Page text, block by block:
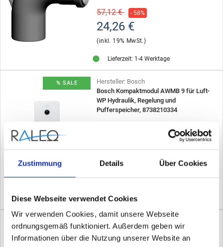
Zustimmung Details Über Cookies
Diese Webseite verwendet Cookies
Wir verwenden Cookies, damit unsere Webseite
ordnungsgemäß funktioniert. Außerdem geben wir
Informationen über die Nutzung unserer Website an
57,12 € - 58%
24,26 €
(inkl. 19% MwSt.)
Lieferzeit: 1-4 Werktage
% SALE
Hersteller: Bosch
Bosch Kompaktmodul AWMB 9 für Luft-
WP Hydraulik, Regelung und
Pufferspeicher, 8738210334
2.799,00 €
(inkl. 19% MwSt.)
Lieferzeit: 1-4 Werktage
Geberit Mapress Kupfer T-Stück
reduziert, DN 40 / 15 / 40, dø 42 mm,